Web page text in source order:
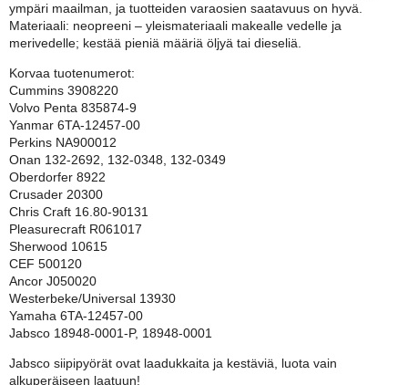
ympäri maailman, ja tuotteiden varaosien saatavuus on hyvä.
Materiaali: neopreeni – yleismateriaali makealle vedelle ja
merivedelle; kestää pieniä määriä öljyä tai dieseliä.
Korvaa tuotenumerot:
Cummins 3908220
Volvo Penta 835874-9
Yanmar 6TA-12457-00
Perkins NA900012
Onan 132-2692, 132-0348, 132-0349
Oberdorfer 8922
Crusader 20300
Chris Craft 16.80-90131
Pleasurecraft R061017
Sherwood 10615
CEF 500120
Ancor J050020
Westerbeke/Universal 13930
Yamaha 6TA-12457-00
Jabsco 18948-0001-P, 18948-0001
Jabsco siipipyörät ovat laadukkaita ja kestäviä, luota vain
alkuperäiseen laatuun!